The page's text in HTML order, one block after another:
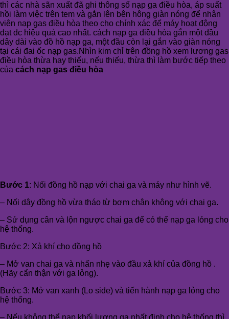
thì các nhà sãn xuất đã ghi thông số nạp ga điều hòa, áp suất
hồi làm việc trên tem và gắn lên bên hông giàn nóng để nhân
viên nạp gas điều hòa theo cho chính xác để máy hoạt động
đạt dc hiệu quả cao nhất. cách nạp ga điều hòa gắn một đầu
dây dài vào đồ hồ nạp ga, một đầu còn lại gắn vào giàn nóng
tại cái đai ốc nạp gas.Nhìn kim chỉ trên đồng hồ xem lương gas
điều hòa thừa hay thiếu, nếu thiếu, thừa thì làm bước tiếp theo
của cách nạp gas điều hòa
Bước 1: Nối đồng hồ nạp với chai ga và máy như hình vẽ.
– Nối dây đồng hồ vừa tháo từ bơm chân không với chai ga.
– Sử dụng cân và lộn ngược chai ga để có thể nạp ga lỏng cho
hệ thống.
Bước 2: Xả khí cho đồng hồ
– Mở van chai ga và nhấn nhẹ vào đầu xả khí của đồng hồ .
(Hãy cẩn thận với ga lỏng).
Bước 3: Mở van xanh (Lo side) và tiến hành nạp ga lỏng cho
hệ thống.